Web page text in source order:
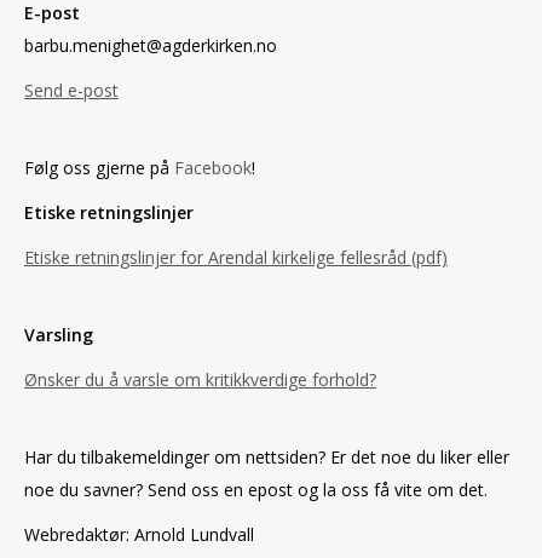
E-post
barbu.menighet@agderkirken.no
Send e-post
Følg oss gjerne på Facebook!
Etiske retningslinjer
Etiske retningslinjer for Arendal kirkelige fellesråd (pdf)
Varsling
Ønsker du å varsle om kritikkverdige forhold?
Har du tilbakemeldinger om nettsiden? Er det noe du liker eller
noe du savner? Send oss en epost og la oss få vite om det.
Webredaktør: Arnold Lundvall